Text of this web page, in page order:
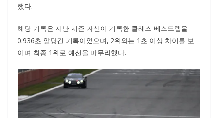
했다.
해당 기록은 지난 시즌 자신이 기록한 클래스 베스트랩을
0.936초 앞당긴 기록이었으며, 2위와는 1초 이상 차이를 보
이며 최종 1위로 예선을 마무리했다.